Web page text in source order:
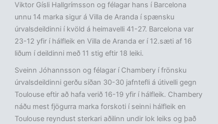
Viktor Gísli Hallgrímsson og félagar hans í Barcelona
unnu 14 marka sigur á Villa de Aranda í spænsku
úrvalsdeildinni í kvöld á heimavelli 41-27. Barcelona var
23-12 yfir í hálfleik en Villa de Aranda er í 12.sæti af 16
liðum í deildinni með 11 stig eftir 18 leiki.
Sveinn Jóhannsson og félagar í Chambery í frönsku
úrvalsdeildinni gerðu síðan 30-30 jafntefli á útivelli gegn
Toulouse eftir að hafa verið 16-19 yfir í hálfleik. Chambery
náðu mest fjögurra marka forskoti í seinni hálfleik en
Toulouse reyndust sterkari aðilinn undir lok leiks og það